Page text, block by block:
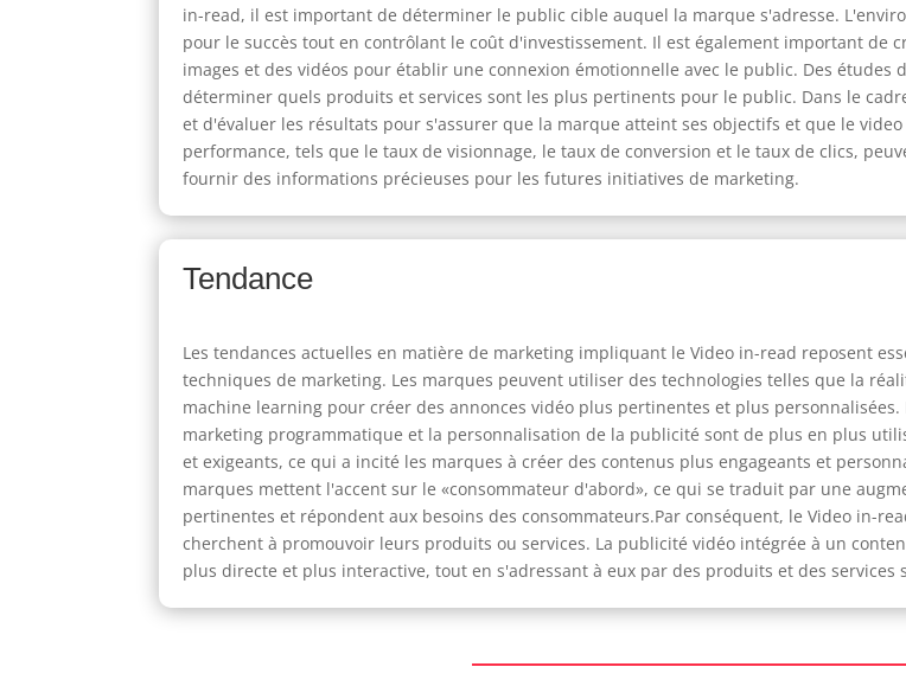
in-read, il est important de déterminer le public cible auquel la marque s'adresse.
pour le succès tout en contrôlant le coût d'investissement. Il est également important de
images et des vidéos pour établir une connexion émotionnelle avec le public. Des
déterminer quels produits et services sont les plus pertinents pour le public. Dans le
et d'évaluer les résultats pour s'assurer que la marque atteint ses objectifs et que le
performance, tels que le taux de visionnage, le taux de conversion et le taux de clics,
fournir des informations précieuses pour les futures initiatives de marketing.
Tendance
Les tendances actuelles en matière de marketing impliquant le Video in-read reposent
techniques de marketing. Les marques peuvent utiliser des technologies telles que la
machine learning pour créer des annonces vidéo plus pertinentes et plus
marketing programmatique et la personnalisation de la publicité sont de plus en plus
et exigeants, ce qui a incité les marques à créer des contenus plus engageants et
marques mettent l'accent sur le «consommateur d'abord», ce qui se traduit par une
pertinentes et répondent aux besoins des consommateurs.Par conséquent, le Video in-
cherchent à promouvoir leurs produits ou services. La publicité vidéo intégrée à un
plus directe et plus interactive, tout en s'adressant à eux par des produits et des